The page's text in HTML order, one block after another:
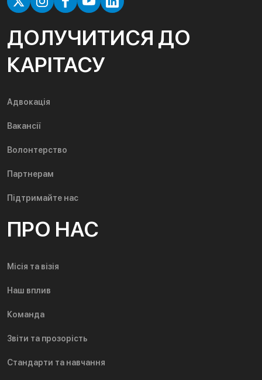
ДОЛУЧИТИСЯ ДО
КАРІТАСУ
Адвокація
Вакансії
Волонтерство
Партнерам
Підтримайте нас
ПРО НАС
Місія та візія
Наш вплив
Команда
Звіти та прозорість
Стандарти та навчання